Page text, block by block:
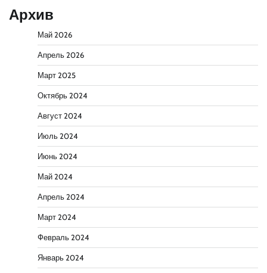
Архив
Май 2026
Апрель 2026
Март 2025
Октябрь 2024
Август 2024
Июль 2024
Июнь 2024
Май 2024
Апрель 2024
Март 2024
Февраль 2024
Январь 2024